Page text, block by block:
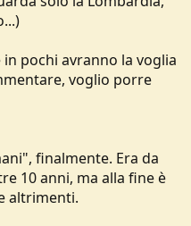
pochi avranno la voglia
voglio porre
finalmente. Era da
10 anni, ma alla fine è
altrimenti.